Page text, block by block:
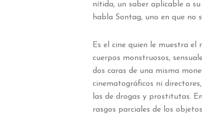
nítida, un saber aplicable a
habla Sontag, uno en que no
Es el cine quien le muestra el
cuerpos monstruosos,
dos caras de una misma
cinematográficos ni
las de drogas y prostitutas.
rasgos parciales de los